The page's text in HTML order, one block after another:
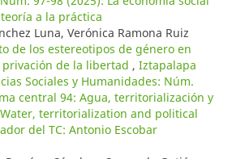
a la práctica
Luna, Verónica Ramona Ruiz
de los estereotipos de género en
de la libertad , Iztapalapa
Sociales y Humanidades: Núm.
central 94: Agua, territorialización y
territorialization and political
del TC: Antonio Escobar